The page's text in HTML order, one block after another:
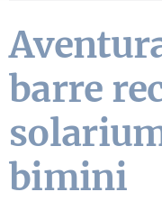
barre
bimini